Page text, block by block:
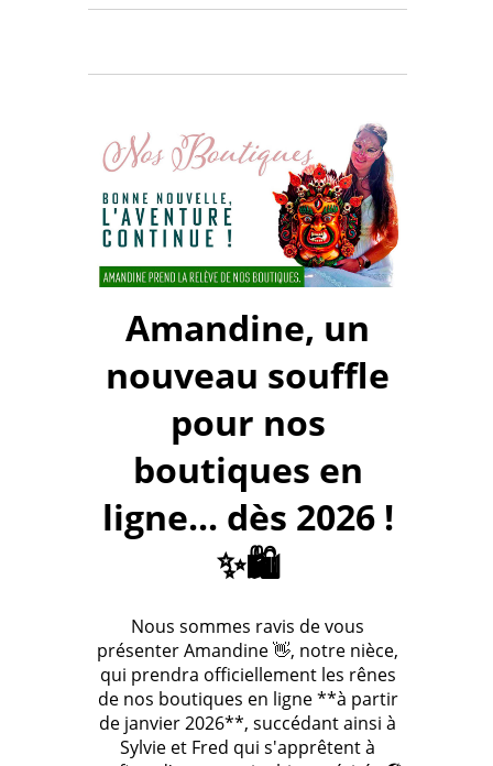
Amandine, un
nouveau souffle
pour nos
boutiques en
ligne... dès 2026 !
✨🛍️
Nous sommes ravis de vous
présenter Amandine 👋, notre nièce,
qui prendra officiellement les rênes
de nos boutiques en ligne **à partir
de janvier 2026**, succédant ainsi à
Sylvie et Fred qui s'apprêtent à